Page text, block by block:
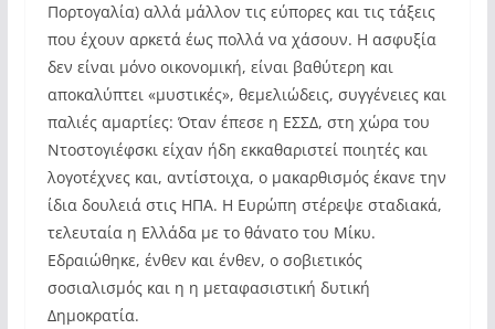
Πορτογαλία) αλλά μάλλον τις εύπορες και τις τάξεις
που έχουν αρκετά έως πολλά να χάσουν. Η ασφυξία
δεν είναι μόνο οικονομική, είναι βαθύτερη και
αποκαλύπτει «μυστικές», θεμελιώδεις, συγγένειες και
παλιές αμαρτίες: Όταν έπεσε η ΕΣΣΔ, στη χώρα του
Ντοστογιέφσκι είχαν ήδη εκκαθαριστεί ποιητές και
λογοτέχνες και, αντίστοιχα, ο μακαρθισμός έκανε την
ίδια δουλειά στις ΗΠΑ. Η Ευρώπη στέρεψε σταδιακά,
τελευταία η Ελλάδα με το θάνατο του Μίκυ.
Εδραιώθηκε, ένθεν και ένθεν, ο σοβιετικός
σοσιαλισμός και η η μεταφασιστική δυτική
Δημοκρατία.